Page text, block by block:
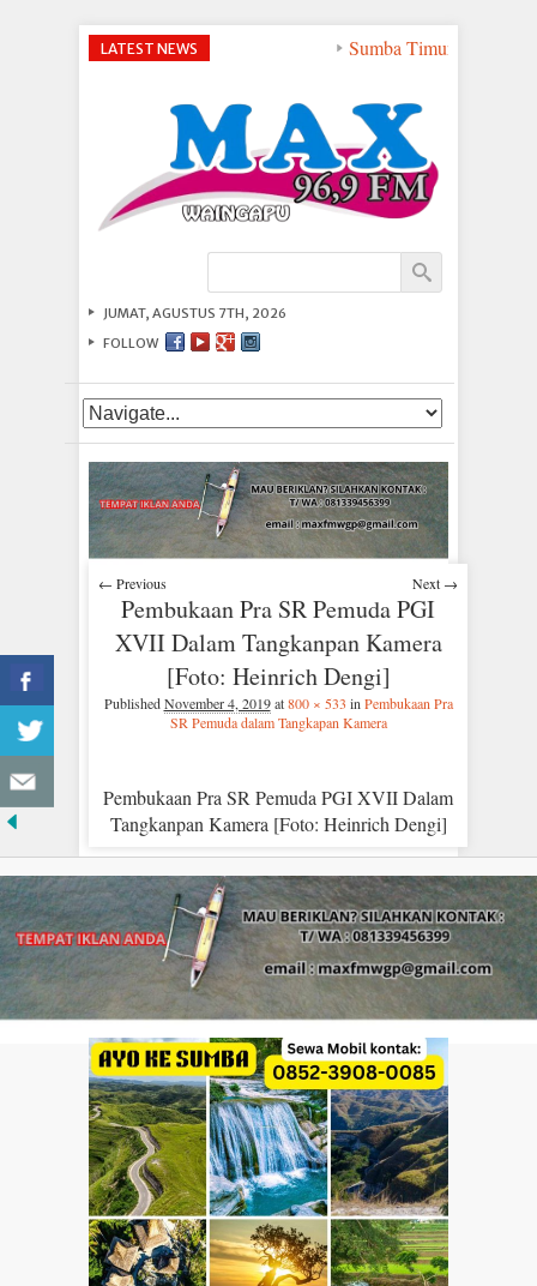
LATEST NEWS Sumba Timur Jadi Titik
JUMAT, AGUSTUS 7TH, 2026
FOLLOW
← Previous Next →
Pembukaan Pra SR Pemuda PGI
XVII Dalam Tangkanpan Kamera
[Foto: Heinrich Dengi]
PublishedNovember 4, 2019at800 × 533 in Pembukaan Pra
SR Pemuda dalam Tangkapan Kamera
Pembukaan Pra SR Pemuda PGI XVII Dalam
Tangkanpan Kamera [Foto: Heinrich Dengi]